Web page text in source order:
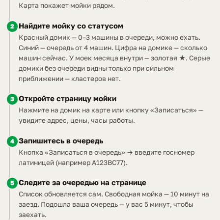
Карта покажет мойки рядом.
2 Найдите мойку со статусом
Красный домик — 0–3 машины в очереди, можно ехать.
Синий — очередь от 4 машин. Цифра на домике — сколько
машин сейчас. У моек месяца внутри — золотая ★. Серые
домики без очереди видны только при сильном
приближении — кластеров нет.
3 Откройте страницу мойки
Нажмите на домик на карте или кнопку «Записаться» —
увидите адрес, цены, часы работы.
4 Запишитесь в очередь
Кнопка «Записаться в очередь» → введите госномер
латиницей (например A123BC77).
5 Следите за очередью на странице
Список обновляется сам. Свободная мойка — 10 минут на
заезд. Подошла ваша очередь — у вас 5 минут, чтобы
заехать.